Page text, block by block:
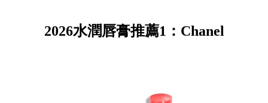
2026水潤唇膏推薦1：Chanel